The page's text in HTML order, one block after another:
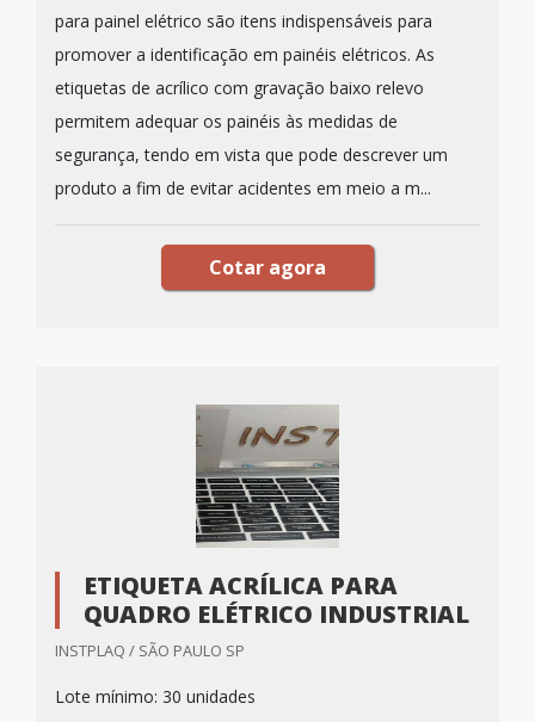
para painel elétrico são itens indispensáveis para
promover a identificação em painéis elétricos. As
etiquetas de acrílico com gravação baixo relevo
permitem adequar os painéis às medidas de
segurança, tendo em vista que pode descrever um
produto a fim de evitar acidentes em meio a m...
Cotar agora
ETIQUETA ACRÍLICA PARA
QUADRO ELÉTRICO INDUSTRIAL
INSTPLAQ / SÃO PAULO SP
Lote mínimo: 30 unidades